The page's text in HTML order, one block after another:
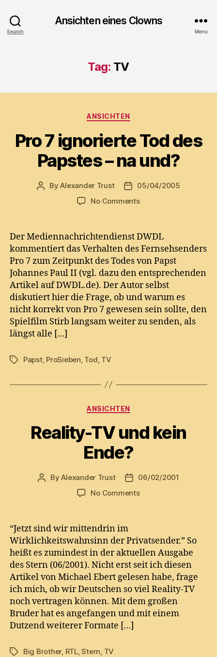
Search
Ansichten eines Clowns
Menu
Tag: TV
Categories
ANSICHTEN
Pro 7 ignorierte Tod des
Papstes – na und?
PostByAlexander Trust
Post05/04/2005
No Commentson
ignorierte
des
Papstes
–
na
und?
Der Mediennachrichtendienst DWDL
kommentiert das Verhalten des Fernsehsenders
Pro 7 zum Zeitpunkt des Todes von Papst
Johannes Paul II (vgl. dazu den entsprechenden
Artikel auf DWDL.de). Der Autor selbst
diskutiert hier die Frage, ob und warum es
nicht korrekt von Pro 7 gewesen sein sollte, den
Spielfilm Stirb langsam weiter zu senden, als
längst alle […]
TagsPapst, ProSieben Tod TV
Categories
ANSICHTEN
Reality-TV und kein
Ende?
PostByAlexander Trust
Post
date
06/02/2001
No Commentson
Ende?
“Jetzt sind wir mittendrin im
Wirklichkeitswahnsinn der Privatsender.” So
heißt es zumindest in der aktuellen Ausgabe
des Stern (06/2001). Nicht erst seit ich diesen
Artikel von Michael Ebert gelesen habe, frage
ich mich, ob wir Deutschen so viel Reality-TV
noch vertragen können. Mit dem großen
Bruder hat es angefangen und mit einem
Dutzend weiterer Formate […]
TagsBig Brother, RTL,Stern, TV